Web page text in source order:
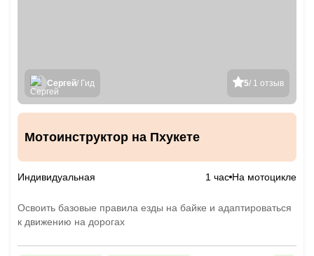
5/ 1 отзыв
Сергей/ Гид
Мотоинструктор на Пхукете
Индивидуальная 1 час На мотоцикле
Освоить базовые правила езды на байке и адаптироваться
к движению на дорогах